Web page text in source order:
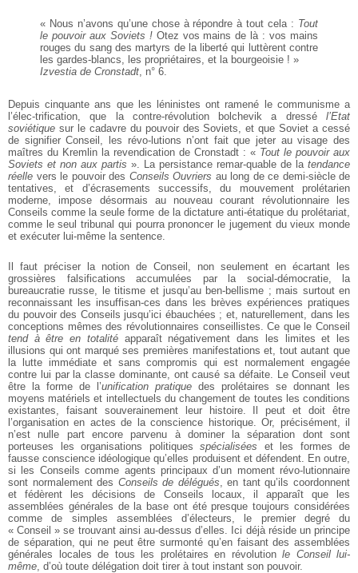
« Nous n’avons qu’une chose à répondre à tout cela : Tout
le pouvoir aux Soviets !Otez vos mains de là : vos mains
rouges du sang des martyrs de la liberté qui luttèrent contre
les gardes-blancs, les propriétaires, et la bourgeoisie ! »
Izvestia de Cronstadt, n° 6.
Depuis cinquante ans que les léninistes ont ramené le communisme a
l’élec-trification, que la contre-révolution bolchevik a dressé l’Etat
soviétique sur le cadavre du pouvoir des Soviets, et que Soviet a cessé
de signifier Conseil, les révo-lutions n’ont fait que jeter au visage des
maîtres du Kremlin la revendication de Cronstadt : « Tout le pouvoir aux
Soviets et non aux partis ». La persistance remar-quable de la tendance
réelle vers le pouvoir des Conseils Ouvriers au long de ce demi-siècle de
tentatives, et d’écrasements successifs, du mouvement prolétarien
moderne, impose désormais au nouveau courant révolutionnaire les
Conseils comme la seule forme de la dictature anti-étatique du prolétariat,
comme le seul tribunal qui pourra prononcer le jugement du vieux monde
et exécuter lui-même la sentence.
Il faut préciser la notion de Conseil, non seulement en écartant les
grossières falsifications accumulées par la social-démocratie, la
bureaucratie russe, le titisme et jusqu’au ben-bellisme ; mais surtout en
reconnaissant les insuffisan-ces dans les brèves expériences pratiques
du pouvoir des Conseils jusqu’ici ébauchées ; et, naturellement, dans les
conceptions mêmes des révolutionnaires conseillistes. Ce que le Conseil
tend à être en totalitéapparaît négativement dans les limites et les
illusions qui ont marqué ses premières manifestations et, tout autant que
la lutte immédiate et sans compromis qui est normalement engagée
contre lui par la classe dominante, ont causé sa défaite. Le Conseil veut
être la forme de l’unification pratique des prolétaires se donnant les
moyens matériels et intellectuels du changement de toutes les conditions
existantes, faisant souverainement leur histoire. Il peut et doit être
l’organisation en actes de la conscience historique. Or, précisément, il
n’est nulle part encore parvenu à dominer la séparation dont sont
porteuses les organisations politiques spécialisées et les formes de
fausse conscience idéologique qu’elles produisent et défendent. En outre,
si les Conseils comme agents principaux d’un moment révo-lutionnaire
sont normalement des Conseils de délégués, en tant qu’ils coordonnent
et fédèrent les décisions de Conseils locaux, il apparaît que les
assemblées générales de la base ont été presque toujours considérées
comme de simples assemblées d’électeurs, le premier degré du
« Conseil » se trouvant ainsi au-dessus d’elles. Ici déjà réside un principe
de séparation, qui ne peut être surmonté qu’en faisant des assemblées
générales locales de tous les prolétaires en révolution le Conseil lui-
même, d’où toute délégation doit tirer à tout instant son pouvoir.